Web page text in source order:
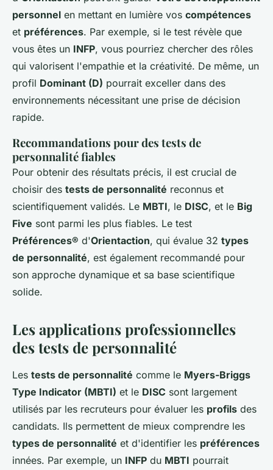
personnel en mettant en lumière vos compétences
et préférences. Par exemple, si le test révèle que
vous êtes un INFP, vous pourriez chercher des rôles
qui valorisent l'empathie et la créativité. De même, un
profil Dominant (D) pourrait exceller dans des
environnements nécessitant une prise de décision
rapide.
Recommandations pour des tests de
personnalité fiables
Pour obtenir des résultats précis, il est crucial de
choisir des tests de personnalité reconnus et
scientifiquement validés. Le MBTI, le DISC, et le Big
Five sont parmi les plus fiables. Le test
Préférences® d'Orientaction, qui évalue 32 types
de personnalité, est également recommandé pour
son approche dynamique et sa base scientifique
solide.
Les applications professionnelles
des tests de personnalité
Les tests de personnalité comme le Myers-Briggs
Type Indicator (MBTI) et le DISC sont largement
utilisés par les recruteurs pour évaluer les profils des
candidats. Ils permettent de mieux comprendre les
types de personnalité et d'identifier les préférences
innées. Par exemple, un INFP du MBTI pourrait